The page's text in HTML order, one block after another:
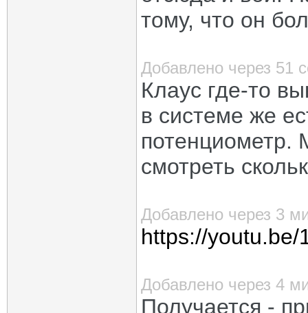
тому, что он
Добавлено через 51
Клаус где-то
в системе же
потенциометр.
смотреть
Добавлено через 3
https://youtu.be/
Добавлено через 4
Получается -